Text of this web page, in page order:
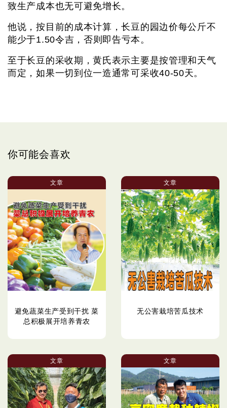
致生产成本也无可避免增长。
他说，按目前的成本计算，长豆的园边价每公斤不
能少于1.50令吉，否则即告亏本。
至于长豆的采收期，黄氏表示主要是按管理和天气
而定，如果一切到位一造通常可采收40-50天。
你可能会喜欢
文章
避免蔬菜生产受到干扰 菜
总积极展开培养青农
文章
无公害栽培苦瓜技术
文章 文章